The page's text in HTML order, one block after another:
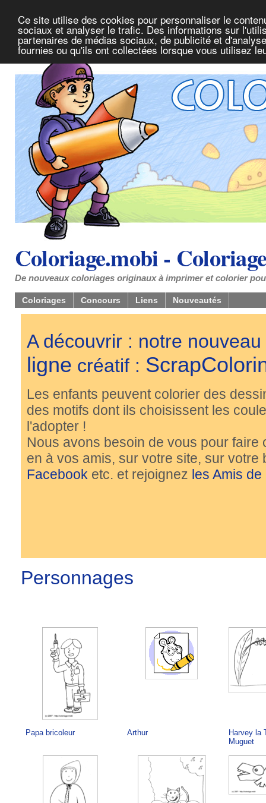
Ce site utilise des cookies pour personnaliser le
sociaux et analyser le trafic. Des informations sur
partenaires de médias sociaux, de publicité et
fournies ou qu'ils ont collectées lorsque vous utilisez
Coloriage.mobi -
De nouveaux coloriages originaux à imprimer et colorier
Coloriages Concours Liens Nouveautés
A découvrir : notre
ligne créatif :
Les enfants peuvent colorier des
des motifs dont ils choisissent les
l'adopter !
Nous avons besoin de vous pour
en à vos amis, sur votre site, sur
Facebook etc. et rejoignez les Amis
Personnages
Papa bricoleur Arthur
Harvey la
Muguet